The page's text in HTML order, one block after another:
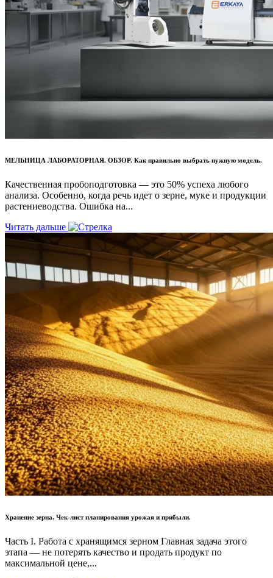
МЕЛЬНИЦА ЛАБОРАТОРНАЯ. ОБЗОР. Как правильно выбрать нужную модель.
Качественная пробоподготовка — это 50% успеха любого
анализа. Особенно, когда речь идет о зерне, муке и продукции
растениеводства. Ошибка на...
Читать дальше
Хранение зерна. Чек-лист планирования урожая и прибыли.
Часть I. Работа с хранящимся зерном Главная задача этого
этапа — не потерять качество и продать продукт по
максимальной цене,...